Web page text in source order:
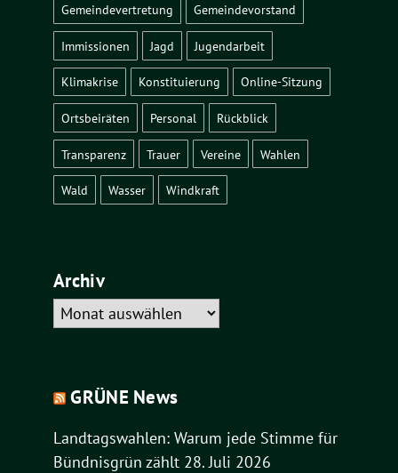
Gemeindevertretung Gemeindevorstand
Immissionen Jagd Jugendarbeit
Klimakrise Konstituierung Online-Sitzung
Ortsbeiräten Personal Rückblick
Transparenz Trauer Vereine Wahlen
Wald Wasser Windkraft
Archiv
Archiv
GRÜNE News
Landtagswahlen: Warum jede Stimme für
Bündnisgrün zählt 28. Juli 2026